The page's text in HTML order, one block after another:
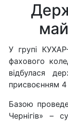
У групі
фахового
відбулася
присвоєнням
Базою
Чернігів» –